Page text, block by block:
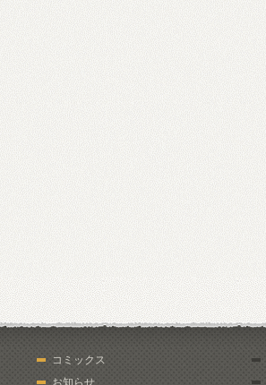
コミックス
お知らせ